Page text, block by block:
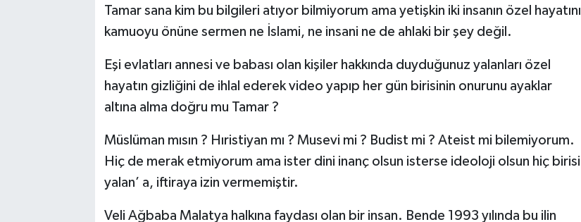
Tamar sana kim bu bilgileri atıyor bilmiyorum ama yetişkin iki insanın özel hayatını
kamuoyu önüne sermen ne İslami, ne insani ne de ahlaki bir şey değil.
Eşi evlatları annesi ve babası olan kişiler hakkında duyduğunuz yalanları özel
hayatın gizliğini de ihlal ederek video yapıp her gün birisinin onurunu ayaklar
altına alma doğru mu Tamar ?
Müslüman mısın ? Hıristiyan mı ? Musevi mi ? Budist mi ? Ateist mi bilemiyorum.
Hiç de merak etmiyorum ama ister dini inanç olsun isterse ideoloji olsun hiç birisi
yalan’ a, iftiraya izin vermemiştir.
Veli Ağbaba Malatya halkına faydası olan bir insan. Bende 1993 yılında bu ilin